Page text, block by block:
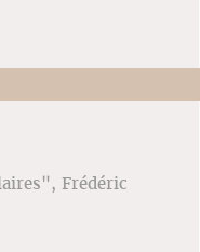
Frédéric